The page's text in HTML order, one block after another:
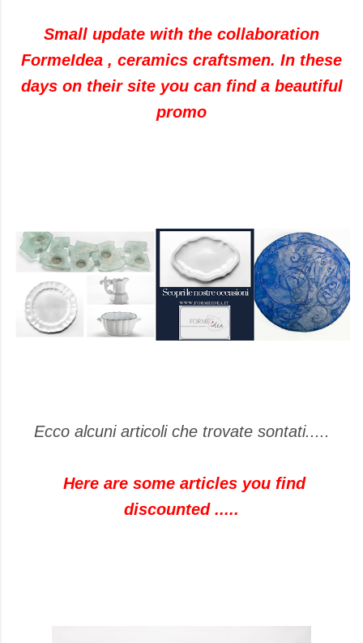
Small update with the collaboration
FormeIdea , ceramics craftsmen. In these
days on their site you can find a beautiful
promo
Ecco alcuni articoli che trovate sontati.....
Here are some articles you find
discounted .....